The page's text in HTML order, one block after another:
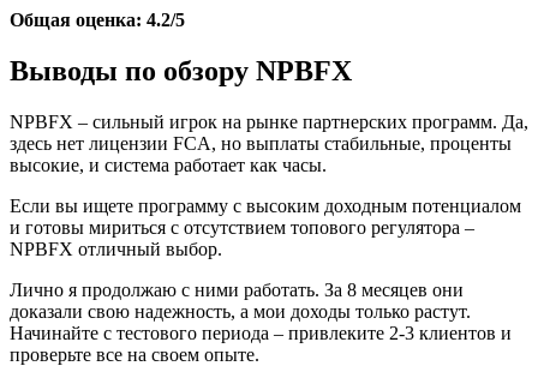
Общая оценка: 4.2/5
Выводы по обзору NPBFX
NPBFX – сильный игрок на рынке партнерских программ. Да,
здесь нет лицензии FCA, но выплаты стабильные, проценты
высокие, и система работает как часы.
Если вы ищете программу с высоким доходным потенциалом
и готовы мириться с отсутствием топового регулятора –
NPBFX отличный выбор.
Лично я продолжаю с ними работать. За 8 месяцев они
доказали свою надежность, а мои доходы только растут.
Начинайте с тестового периода – привлеките 2-3 клиентов и
проверьте все на своем опыте.